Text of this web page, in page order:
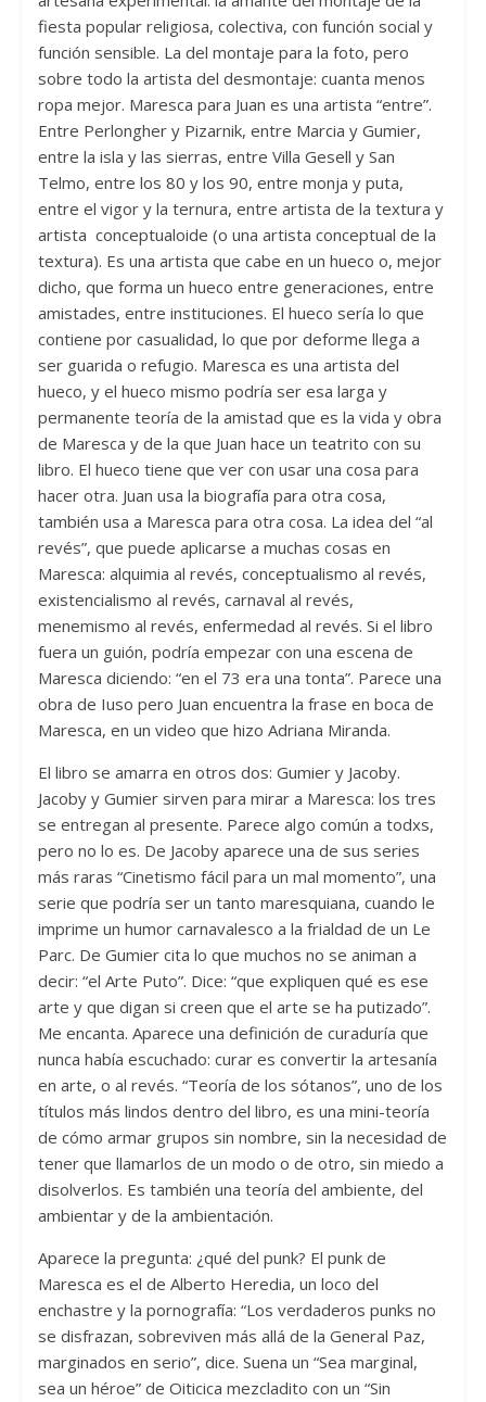
fiesta popular religiosa, colectiva, con función social y
función sensible. La del montaje para la foto, pero
sobre todo la artista del desmontaje: cuanta menos
ropa mejor. Maresca para Juan es una artista “entre”.
Entre Perlongher y Pizarnik, entre Marcia y Gumier,
entre la isla y las sierras, entre Villa Gesell y San
Telmo, entre los 80 y los 90, entre monja y puta,
entre el vigor y la ternura, entre artista de la textura y
artista conceptualoide (o una artista conceptual de la
textura). Es una artista que cabe en un hueco o, mejor
dicho, que forma un hueco entre generaciones, entre
amistades, entre instituciones. El hueco sería lo que
contiene por casualidad, lo que por deforme llega a
ser guarida o refugio. Maresca es una artista del
hueco, y el hueco mismo podría ser esa larga y
permanente teoría de la amistad que es la vida y obra
de Maresca y de la que Juan hace un teatrito con su
libro. El hueco tiene que ver con usar una cosa para
hacer otra. Juan usa la biografía para otra cosa,
también usa a Maresca para otra cosa. La idea del “al
revés”, que puede aplicarse a muchas cosas en
Maresca: alquimia al revés, conceptualismo al revés,
existencialismo al revés, carnaval al revés,
menemismo al revés, enfermedad al revés. Si el libro
fuera un guión, podría empezar con una escena de
Maresca diciendo: “en el 73 era una tonta”. Parece una
obra de Iuso pero Juan encuentra la frase en boca de
Maresca, en un video que hizo Adriana Miranda.
El libro se amarra en otros dos: Gumier y Jacoby.
Jacoby y Gumier sirven para mirar a Maresca: los tres
se entregan al presente. Parece algo común a todxs,
pero no lo es. De Jacoby aparece una de sus series
más raras “Cinetismo fácil para un mal momento”, una
serie que podría ser un tanto maresquiana, cuando le
imprime un humor carnavalesco a la frialdad de un Le
Parc. De Gumier cita lo que muchos no se animan a
decir: “el Arte Puto”. Dice: “que expliquen qué es ese
arte y que digan si creen que el arte se ha putizado”.
Me encanta. Aparece una definición de curaduría que
nunca había escuchado: curar es convertir la artesanía
en arte, o al revés. “Teoría de los sótanos”, uno de los
títulos más lindos dentro del libro, es una mini-teoría
de cómo armar grupos sin nombre, sin la necesidad de
tener que llamarlos de un modo o de otro, sin miedo a
disolverlos. Es también una teoría del ambiente, del
ambientar y de la ambientación.
Aparece la pregunta: ¿qué del punk? El punk de
Maresca es el de Alberto Heredia, un loco del
enchastre y la pornografía: “Los verdaderos punks no
se disfrazan, sobreviven más allá de la General Paz,
marginados en serio”, dice. Suena un “Sea marginal,
sea un héroe” de Oiticica mezcladito con un “Sin